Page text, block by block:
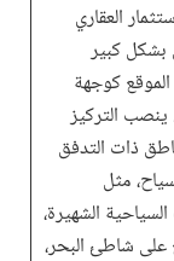
العقاري
بشكل كبير
كوجهة
التركيز
ذات التدفق
مثل
الشهيرة،
على شاطئ البحر،